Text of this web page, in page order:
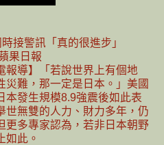
接警訊「真的很進步」
果日報
報導】「若說世界上有個地
災難，那一定是日本。」美國
本發生規模8.9強震後如此表
世無雙的人力、財力多年，仍
更多專家認為，若非日本朝野
如此。